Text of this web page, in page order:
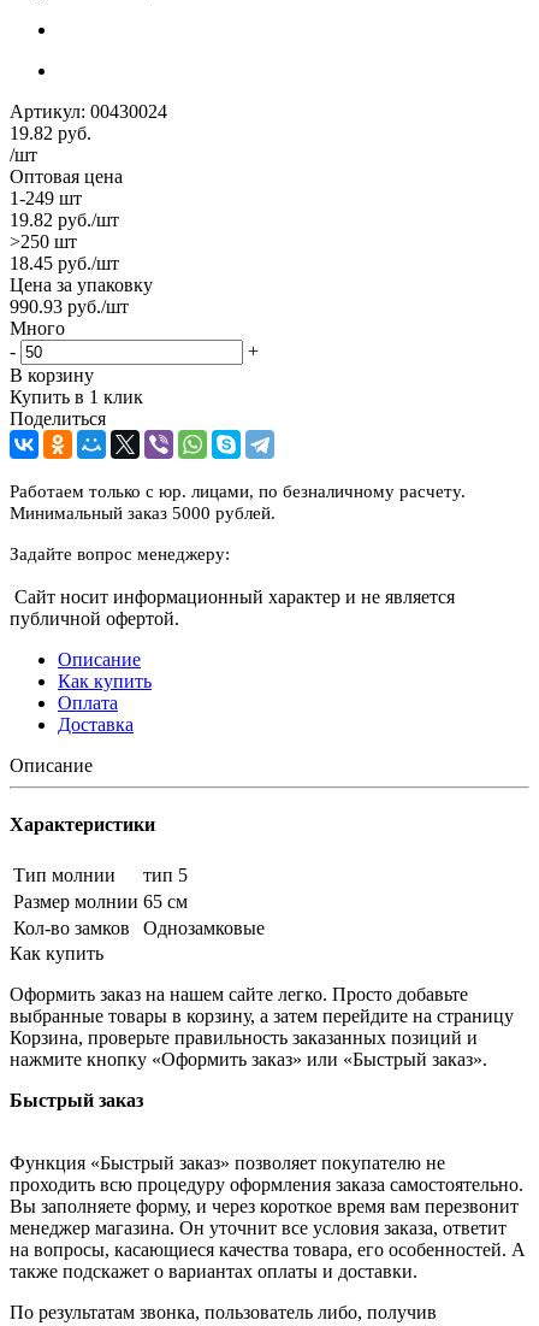
Артикул: 00430024
19.82 руб.
/шт
Оптовая цена
1-249 шт
19.82 руб./шт
>250 шт
18.45 руб./шт
Цена за упаковку
990.93 руб./шт
Много
-
+
В корзину
Купить в 1 клик
Поделиться
Работаем только с юр. лицами, по безналичному расчету.
Минимальный заказ 5000 рублей.
Задайте вопрос менеджеру:
Сайт носит информационный характер и не является
публичной офертой.
Описание
Как купить
Оплата
Доставка
Описание
Характеристики
Тип молнии
тип 5
Размер молнии 65 см
Кол-во замков
Однозамковые
Как купить
Оформить заказ на нашем сайте легко. Просто добавьте
выбранные товары в корзину, а затем перейдите на страницу
Корзина, проверьте правильность заказанных позиций и
нажмите кнопку «Оформить заказ» или «Быстрый заказ».
Быстрый заказ
Функция «Быстрый заказ» позволяет покупателю не
проходить всю процедуру оформления заказа самостоятельно.
Вы заполняете форму, и через короткое время вам перезвонит
менеджер магазина. Он уточнит все условия заказа, ответит
на вопросы, касающиеся качества товара, его особенностей. А
также подскажет о вариантах оплаты и доставки.
По результатам звонка, пользователь либо, получив